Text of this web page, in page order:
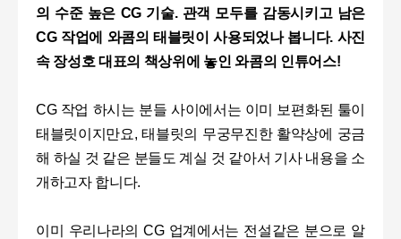
의 수준 높은 CG 기술. 관객 모두를 감동시키고 남은
CG 작업에 와콤의 태블릿이 사용되었나 봅니다. 사진
속 장성호 대표의 책상위에 놓인 와콤의 인튜어스!
CG 작업 하시는 분들 사이에서는 이미 보편화된 툴이
태블릿이지만요, 태블릿의 무궁무진한 활약상에 궁금
해 하실 것 같은 분들도 계실 것 같아서 기사 내용을 소
개하고자 합니다.
이미 우리나라의 CG 업계에서는 전설같은 분으로 알